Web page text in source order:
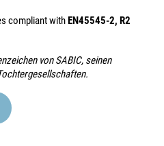
compliant withEN45545-2, R2
von SABIC, seinen